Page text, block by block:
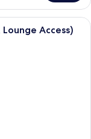
topp kvalitet, safe på
Access)